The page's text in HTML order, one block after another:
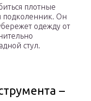
плотные
подколенник. Он
одежду от
стул.
–